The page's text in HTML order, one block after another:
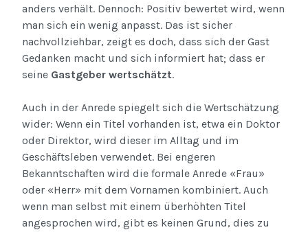
anders verhält. Dennoch: Positiv bewertet wird, wenn
man sich ein wenig anpasst. Das ist sicher
nachvollziehbar, zeigt es doch, dass sich der Gast
Gedanken macht und sich informiert hat; dass er
seine Gastgeber wertschätzt.
Auch in der Anrede spiegelt sich die Wertschätzung
wider: Wenn ein Titel vorhanden ist, etwa ein Doktor
oder Direktor, wird dieser im Alltag und im
Geschäftsleben verwendet. Bei engeren
Bekanntschaften wird die formale Anrede «Frau»
oder «Herr» mit dem Vornamen kombiniert. Auch
wenn man selbst mit einem überhöhten Titel
angesprochen wird, gibt es keinen Grund, dies zu